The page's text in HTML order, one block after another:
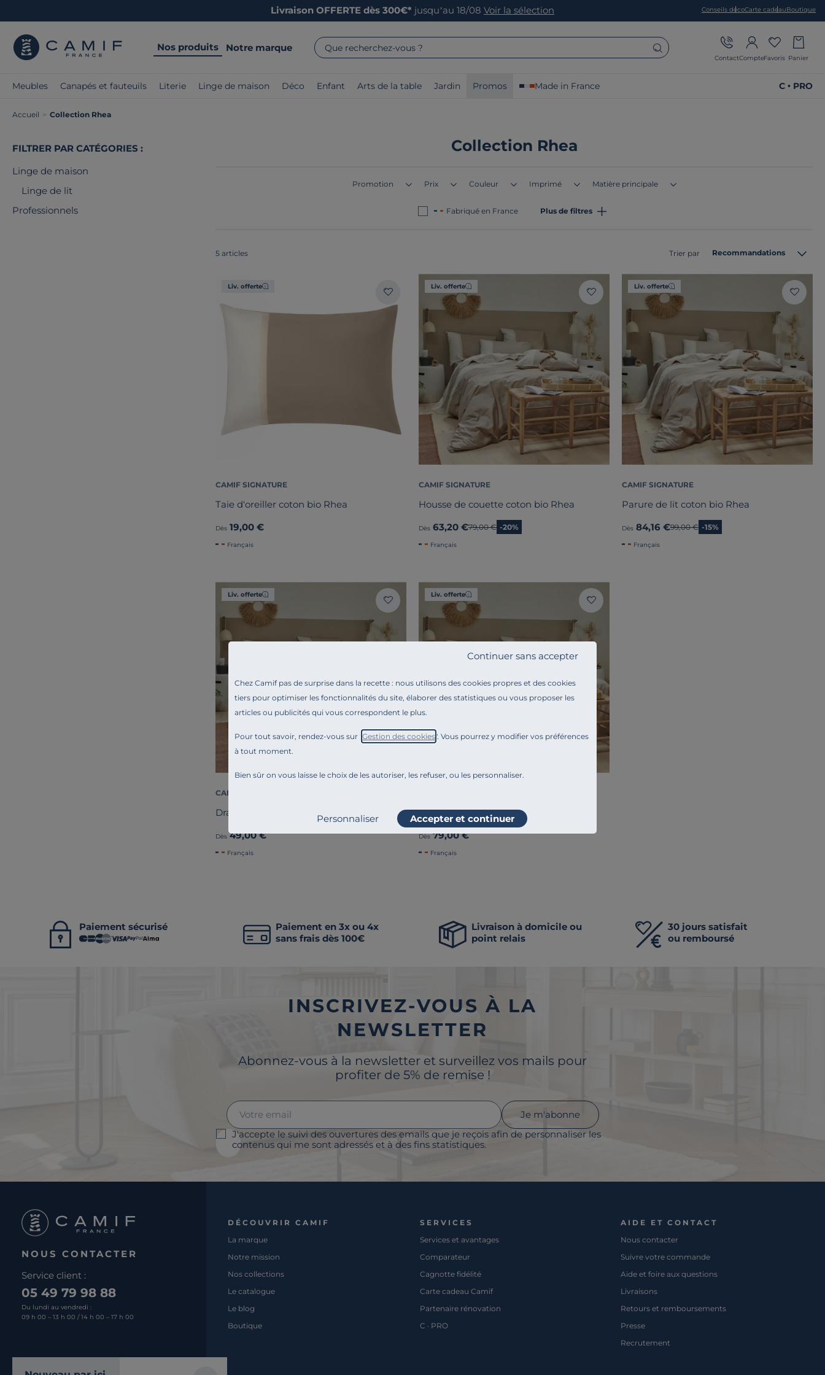
Chez Camif pas de surprise dans la recette : nous utilisons des cookies propres et des cookies
tiers pour optimiser les fonctionnalités du site, élaborer des statistiques ou vous proposer les
articles ou publicités qui vous correspondent le plus.
Pour tout savoir, rendez-vous sur " Gestion des cookies". Vous pourrez y modifier vos préférences
à tout moment.
Bien sûr on vous laisse le choix de les autoriser, les refuser, ou les personnaliser.
Continuer sans accepter
Personnaliser Accepter et continuer
Livraison OFFERTE dès 300€* jusqu’au 18/08 Voir la sélection Conseils décoCarte cadeauBoutique
Nos produits Notre marque Que recherchez-vous ?
ContactCompteFavoris Panier
Meubles Canapés et fauteuils Literie Linge de maison Déco Enfant Arts de la table Jardin Promos Made in France C • PRO
Accueil > Collection Rhea
FILTRER PAR CATÉGORIES :
Linge de maison
Linge de lit
Professionnels
Collection Rhea
Promotion Prix Couleur Imprimé Matière principale
Fabriqué en France Plus de filtres
5 articles Trier par Recommandations
Liv. offerte
CAMIF SIGNATURE
Taie d'oreiller coton bio Rhea
Dès 19,00 €
Français
Liv. offerte
CAMIF SIGNATURE
Housse de couette coton bio Rhea
Dès 63,20 €Ancien prix
79,00 € -20%
Français
Liv. offerte
CAMIF SIGNATURE
Parure de lit coton bio Rhea
Dès 84,16 €Ancien prix
99,00 € -15%
Français
Liv. offerte
CAMIF SIGNATURE
Drap housse coton bio Rhea
Dès 49,00 €
Français
Liv. offerte
Drap coton bio Rhea
Dès 79,00 €
Français
Paiement sécurisé
Paiement en 3x ou 4x
sans frais dès 100€
Livraison à domicile ou
point relais
30 jours satisfait
ou remboursé
INSCRIVEZ-VOUS À LA
NEWSLETTER
Abonnez-vous à la newsletter et surveillez vos mails pour
profiter de 5% de remise !
J'accepte le suivi des ouvertures des emails que je reçois afin de personnaliser les
contenus qui me sont adressés et à des fins statistiques.
Je m'abonne
NOUS CONTACTER
Service client :
05 49 79 98 88
Du lundi au vendredi :
09 h 00 – 13 h 00 / 14 h 00 – 17 h 00
DÉCOUVRIR CAMIF
La marque
Notre mission
Nos collections
Le catalogue
Le blog
Boutique
SERVICES
Services et avantages
Comparateur
Cagnotte fidélité
Carte cadeau Camif
Partenaire rénovation
C · PRO
AIDE ET CONTACT
Nous contacter
Suivre votre commande
Aide et foire aux questions
Livraisons
Retours et remboursements
Presse
Recrutement